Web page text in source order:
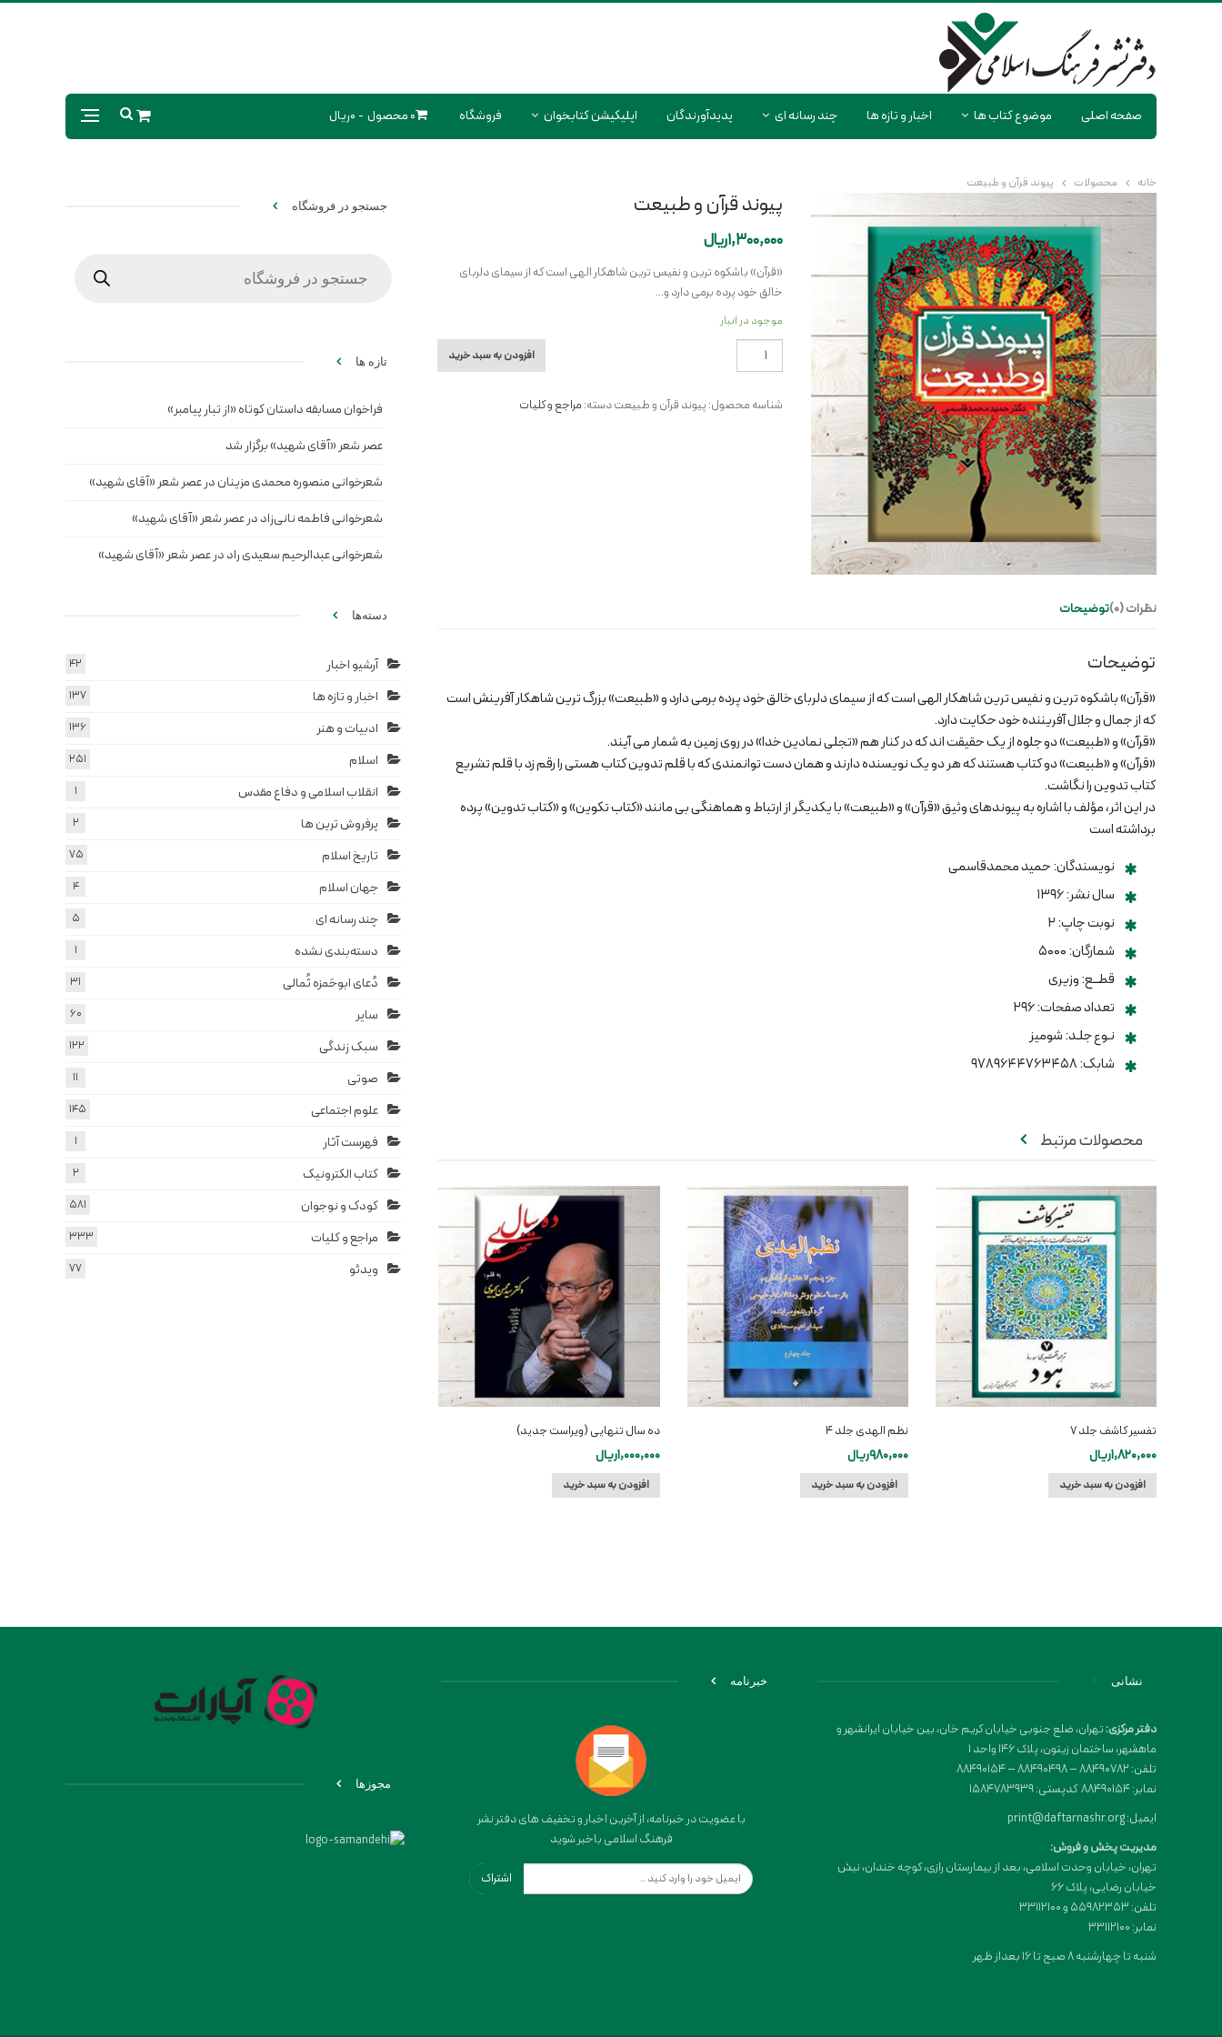
صفحه اصلی موضوع کتاب ها اخبار و تازه ها چند رسانه ای پدیدآورندگان اپلیکیشن کتابخوان فروشگاه 0 محصول 0ریال
خانه محصولات پیوند قرآن و طبیعت
پیوند قرآن و طبیعت
1,300,000ریال
«قرآن» باشکوه ترین و نفیس ترین شاهکار الهی است که از سیمای دلربای
خالق خود پرده برمی دارد و…
موجود در انبار
پیوند
قرآن
طبیعت
افزودن به سبد خرید
شناسه محصول: پیوند قرآن و طبیعتدسته: مراجع و کلیات
توضیحات نظرات (0)
توضیحات
«قرآن» باشکوه ترین و نفیس ترین شاهکار الهی است که از سیمای دلربای خالق خود پرده برمی دارد و «طبیعت» بزرگ ترین شاهکار آفرینش است
که از جمال و جلال آفریننده خود حکایت دارد.
«قرآن» و «طبیعت» دو جلوه از یک حقیقت اند که در کنار هم «تجلی نمادین خدا» در روی زمین به شمار می آیند.
«قرآن» و «طبیعت» دو کتاب هستند که هر دو یک نویسنده دارند و همان دست توانمندی که با قلم تدوین کتاب هستی را رقم زد با قلم تشریع
کتاب تدوین را نگاشت.
در این اثر، مؤلف با اشاره به پیوندهای وثیق «قرآن» و «طبیعت» با یکدیگر از ارتباط و هماهنگی بی مانند «کتاب تکوین» و «کتاب تدوین» پرده
برداشته است
نویسندگان: حمید محمدقاسمی
سال نشر: ۱۳۹۶
نوبت چاپ: ۲
شمارگان: ۵۰۰۰
قطــع: وزیری
تعداد صفحات: ۲۹۶
نـوع جلـد: شومیز
شابک: ۹۷۸۹۶۴۴۷۶۳۴۵۸
محصولات مرتبط
تفسیر کاشف جلد ۷
1,820,000ریال
افزودن به سبد خرید
نظم الهدی جلد ۴
980,000ریال
افزودن به سبد خرید
ده سال تنهایی (ویراست جدید)
1,000,000ریال
افزودن به سبد خرید
جستجو در فروشگاه
تازه ها
فراخوان مسابقه داستان کوتاه «از تبار پیامبر»
عصر شعر «آقای شهید» برگزار شد
شعرخوانی منصوره محمدی مزینان در عصر شعر «آقای شهید»
شعرخوانی فاطمه نانی‌زاد در عصر شعر «آقای شهید»
شعرخوانی عبدالرحیم سعیدی راد در عصر شعر «آقای شهید»
دسته‌ها
آرشیو اخبار 42
اخبار و تازه ها 137
ادبیات و هنر 136
اسلام 251
انقلاب اسلامی و دفاع مقدس 1
پرفروش ترین ها 2
تاریخ اسلام 75
جهان اسلام 4
چند رسانه ای 5
دسته‌بندی نشده 1
دُعای ابوحَمزه ثُمالی 31
سایر 60
سبک زندگی 122
صوتی 11
علوم اجتماعی 145
فهرست آثار 1
کتاب الکترونیک 2
کودک و نوجوان 581
مراجع و کلیات 333
ویدئو 77
نشانی
دفتر مرکزی:تهران، ضلع جنوبی خیابان کریم خان، بین خیابان ایرانشهر و
ماهشهر، ساختمان زیتون، پلاک 146 واحد 1
تلفن: 88490782 – 88490498 – 88490154
نمابر: 88490154 کدپستی: 1584783939
ایمیل: print@daftarnashr.org
مدیریت پخش و فروش:
تهران، خیابان وحدت اسلامی، بعد از بیمارستان رازی، کوچه خندان، نبش
خیابان رضایی، پلاک ۶۶
تلفن: 55982353 و 33112100
نمابر: 33112100
شنبه تا چهارشنبه 8 صبح تا 16 بعداز ظهر
خبرنامه
با عضویت در خبرنامه، از آخرین اخبار و تخفیف های دفتر نشر
فرهنگ اسلامی باخبر شوید
اشتراک
مجوزها